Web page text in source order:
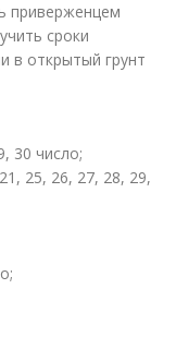
приверженцем
сроки
в открытый грунт
30 число;
25, 26, 27, 28, 29,